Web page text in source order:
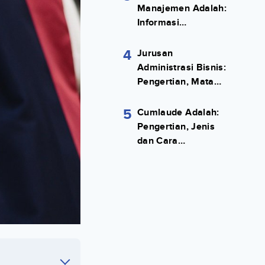
Manajemen Adalah:
Informasi
4 Jurusan
Administrasi Bisnis:
Pengertian, Mata
Kerja Lengkap
5 Cumlaude Adalah:
Pengertian, Jenis
dan Cara